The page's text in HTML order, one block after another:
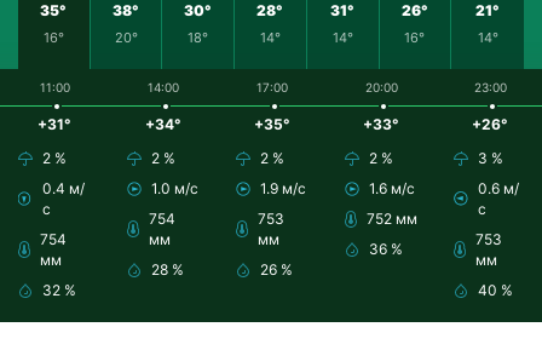
35°
16°
38°
20°
30°
18°
28°
14°
31°
14°
26°
16°
21°
14°
11:00
+31°
2 %
0.4 м/
с
754
мм
32 %
14:00
+34°
2 %
1.0 м/с
754
мм
28 %
17:00
+35°
2 %
1.9 м/с
753
мм
26 %
20:00
+33°
2 %
1.6 м/с
752 мм
36 %
23:00
+26°
3 %
0.6 м/
с
753
мм
40 %